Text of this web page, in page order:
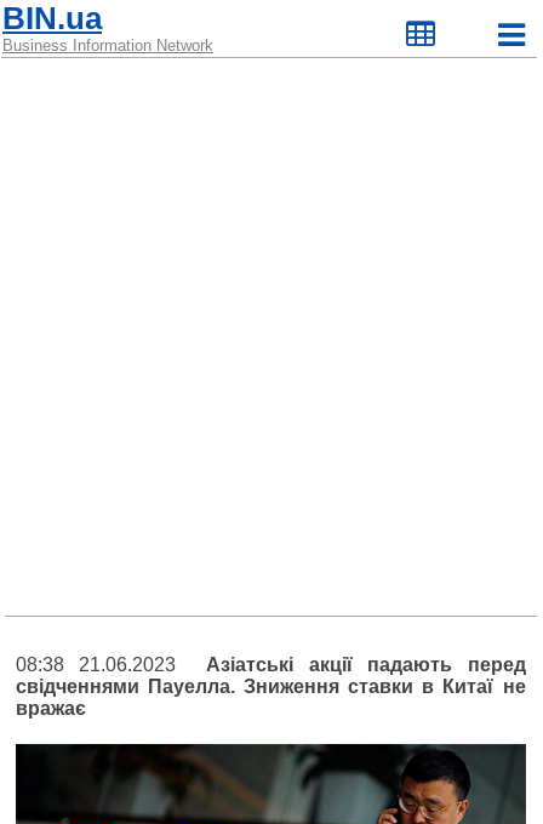
BIN.ua
Business Information Network
08:38 21.06.2023 Азіатські акції падають перед
свідченнями Пауелла. Зниження ставки в Китаї не
вражає